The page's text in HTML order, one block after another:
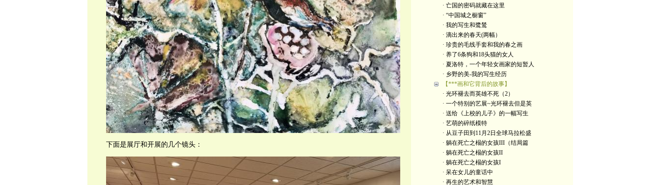
下面是展厅和开展的几个镜头：
· 亡国的密码就藏在这里
· “中国城之橱窗”
· 我的写生和鹭鸶
· 滴出来的春天(两幅）
· 珍贵的毛线手套和我的春之画
· 养了6条狗和18头猫的女人
· 夏洛特，一个年轻女画家的短暂人
· 乡野的美-我的写生经历
【***画和它背后的故事】
· 光环褪去而英雄不死（2）
· 一个特别的艺展~光环褪去但是英
· 送给《上校的儿子》的一幅写生
· 艺萌的碎纸模特
· 从豆子田到11月2日全球马拉松盛
· 躺在死亡之榻的女孩III（结局篇
· 躺在死亡之榻的女孩II
· 躺在死亡之榻的女孩I
· 呆在女儿的童话中
· 再生的艺术和智慧